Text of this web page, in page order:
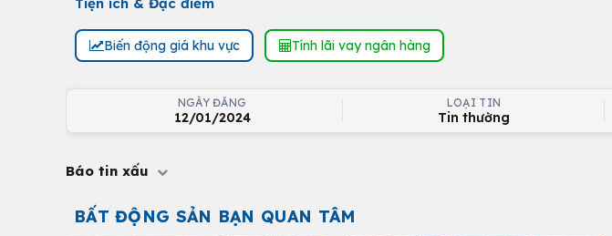
Biến động giá khu vực Tính lãi vay ngân hàng
NGÀY ĐĂNG
12/01/2024
LOẠI TIN
Tin thường
Báo tin xấu
BẤT ĐỘNG SẢN BẠN QUAN TÂM